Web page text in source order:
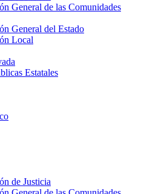
General de las Comunidades
General del Estado
Local
Estatales
de Justicia